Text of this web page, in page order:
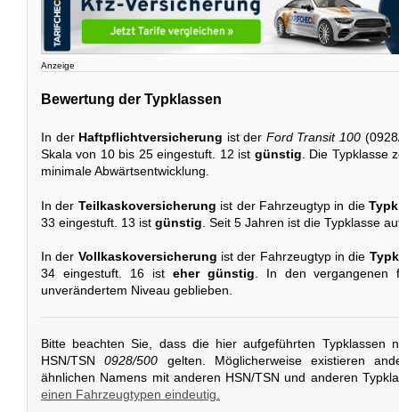
Anzeige
Bewertung der Typklassen
In der Haftpflichtversicherung ist der Ford Transit 100
Skala von 10 bis 25 eingestuft. 12 ist günstig . Die Typklasse
minimale Abwärtsentwicklung.
In der Teilkaskoversicherung ist der Fahrzeugtyp in die
33 eingestuft. 13 ist günstig . Seit 5 Jahren ist die Typklasse
In der Vollkaskoversicherung ist der Fahrzeugtyp in die
34 eingestuft. 16 ist eher günstig. In den vergangenen
unverändertem Niveau geblieben.
Bitte beachten Sie, dass die hier aufgeführten Typklassen
HSN/TSN0928/500 gelten. Möglicherweise existieren
ähnlichen Namens mit anderen HSN/TSN und anderen
einen Fahrzeugtypen eindeutig.